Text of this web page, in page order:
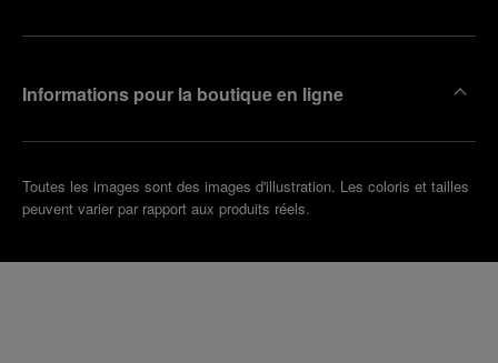
Informations pour la boutique en ligne
Toutes les images sont des images d'illustration. Les coloris et tailles
peuvent varier par rapport aux produits réels.